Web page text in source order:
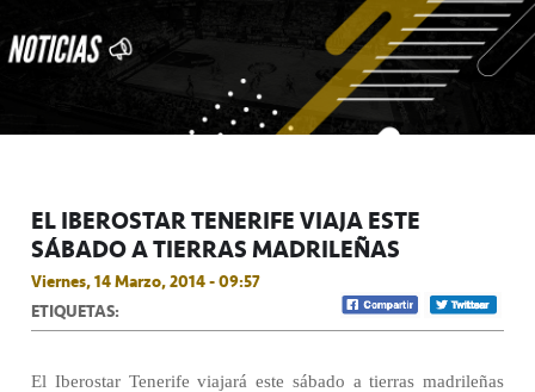
EL IBEROSTAR TENERIFE VIAJA ESTE
SÁBADO A TIERRAS MADRILEÑAS
Viernes, 14 Marzo, 2014 - 09:57
ETIQUETAS:
El Iberostar Tenerife viajará este sábado a tierras madrileñas